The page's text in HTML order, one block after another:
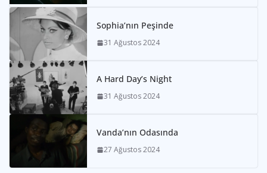
Sophia’nın Peşinde
31 Ağustos 2024
A Hard Day’s Night
31 Ağustos 2024
Vanda’nın Odasında
27 Ağustos 2024